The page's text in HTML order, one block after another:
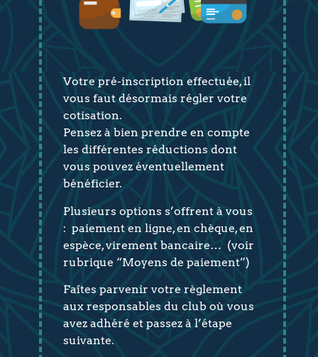
Votre pré-inscription effectuée, il
vous faut désormais régler votre
cotisation.
Pensez à bien prendre en compte
les différentes réductions dont
vous pouvez éventuellement
bénéficier.
Plusieurs options s’offrent à vous
: paiement en ligne,en chèque, en
espèce, virement bancaire… (voir
rubrique “Moyens de paiement”)
Faîtes parvenir votre règlement
aux responsables du club où vous
avez adhéré et passez à l’étape
suivante.